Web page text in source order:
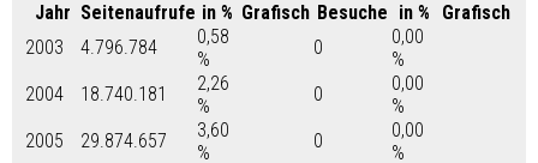
Jahr Seitenaufrufe in % Grafisch Besuche in %
Grafisch
2003
4.796.784
0,58
%
0
0,00
%
2004
18.740.181
2,26
%
0
0,00
%
2005
29.874.657
3,60
%
0
0,00
%